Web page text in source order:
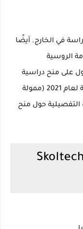
أيضًا
الروسية
على منح دراسية
قائمة المنح الدراسية الجامعية لعام 2021 (ممولة
التفصيلية حول منح
تفاصيل منحة جامعة Skoltech